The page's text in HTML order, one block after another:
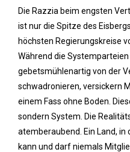
Die Razzia beim engsten
ist nur die Spitze des
höchsten Regierungskreise
Während die Systemparteien
gebetsmühlenartig von der
schwadronieren, versickern
einem Fass ohne Boden.
sondern System. Die
atemberaubend. Ein Land,
kann und darf niemals